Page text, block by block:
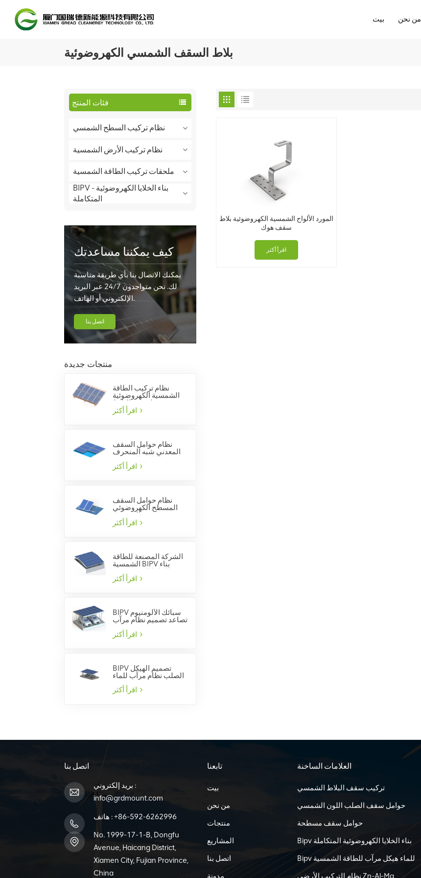
بيت من نحن
بلاط السقف الشمسي الكهروضوئية
فئات المنتج
نظام تركيب السطح الشمسي
نظام تركيب الأرض الشمسية
ملحقات تركيب الطاقة الشمسية
BIPV - بناء الخلايا الكهروضوئية
المتكاملة
كيف يمكننا مساعدتك
يمكنك الاتصال بنا بأي طريقة مناسبة
لك. نحن متواجدون 24/7 عبر البريد
الإلكتروني أو الهاتف.
اتصل بنا
منتجات جديدة
نظام تركيب الطاقة
الشمسية الكهروضوئية
لسقف البلاط
نظام حوامل السقف
المعدني شبه المنحرف
بالطاقة الشمسية
نظام حوامل السقف
المسطح الكهروضوئي
الشمسي
الشركة المصنعة للطاقة
الشمسية BIPV بناء
الخلايا الكهروضوئية
المتكاملة
BIPV سبائك الألومنيوم
تصاعد تصميم نظام مرآب
للماء
BIPV تصميم الهيكل
الصلب نظام مرآب للماء
المورد الألواح الشمسية الكهروضوئية بلاط
سقف هوك
اقرأ أكثر
اتصل بنا
بريد إلكتروني :
info@grdmount.com
هاتف :+86-592-6262996
No. 1999-17-1-B, Dongfu
Avenue, Haicang District,
Xiamen City, Fujian Province,
China
تابعنا
بيت
من نحن
منتجات
المشاريع
اتصل بنا
مدونة
العلامات الساخنة
تركيب سقف البلاط الشمسي
حوامل سقف الصلب اللون الشمسي
حوامل سقف مسطحة
Bipv بناء الخلايا الكهروضوئية المتكاملة
Bipv للماء هيكل مرآب للطاقة الشمسية
نظام التركيب الأرضي Zn-Al-Mg